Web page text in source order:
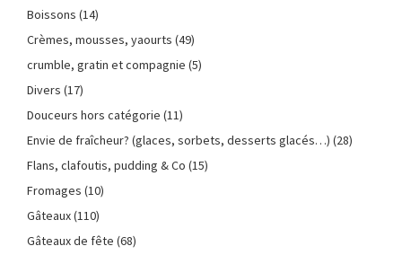
Boissons (14)
Crèmes, mousses, yaourts (49)
crumble, gratin et compagnie (5)
Divers (17)
Douceurs hors catégorie (11)
Envie de fraîcheur? (glaces, sorbets, desserts glacés…) (28)
Flans, clafoutis, pudding & Co (15)
Fromages (10)
Gâteaux(110)
Gâteaux de fête (68)